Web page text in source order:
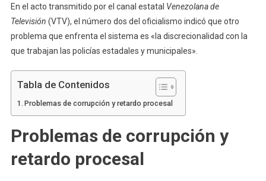
En el acto transmitido por el canal estatal Venezolana de
Televisión (VTV), el número dos del oficialismo indicó que otro
problema que enfrenta el sistema es «la discrecionalidad con la
que trabajan las policías estadales y municipales».
Tabla de Contenidos
Problemas de corrupción y retardo procesal
Problemas de corrupción y
retardo procesal